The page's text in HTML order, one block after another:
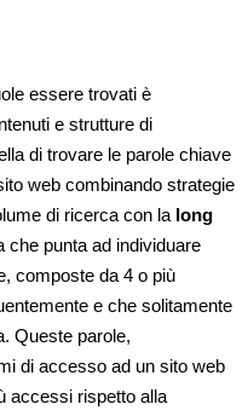
essere trovati è
e strutture di
di trovare le parole chiave
web combinando strategie
di ricerca con la long
che punta ad individuare
composte da 4 o più
e che solitamente
Queste parole,
di accesso ad un sito web
accessi rispetto alla